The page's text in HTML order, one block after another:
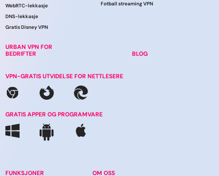
WebRTC-lekkasje
DNS-lekkasje
Gratis Disney VPN
URBAN VPN FOR
BEDRIFTER
Fotball streaming VPN
BLOG
VPN-GRATIS UTVIDELSE FOR NETTLESERE
GRATIS APPER OG PROGRAMVARE
FUNKSJONER OM OSS